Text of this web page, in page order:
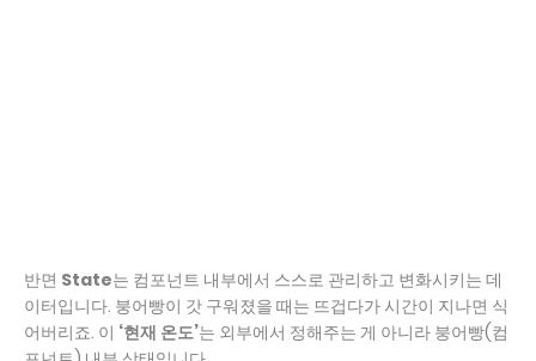
반면 State는 컴포넌트 내부에서 스스로 관리하고 변화시키는 데
이터입니다. 붕어빵이 갓 구워졌을 때는 뜨겁다가 시간이 지나면 식
어버리죠. 이 ‘현재 온도’는 외부에서 정해주는 게 아니라 붕어빵(컴